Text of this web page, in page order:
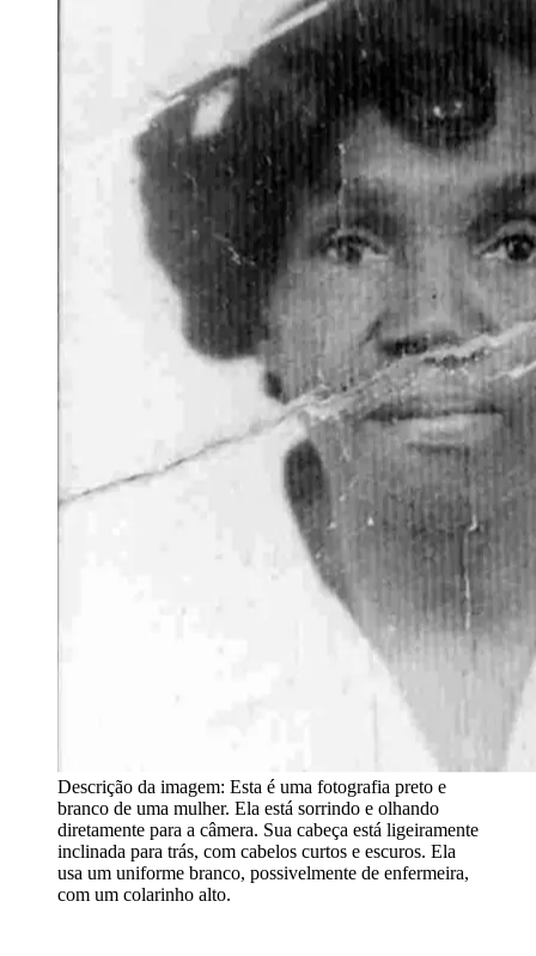
Descrição da imagem: Esta é uma fotografia preto e
branco de uma mulher. Ela está sorrindo e olhando
diretamente para a câmera. Sua cabeça está ligeiramente
inclinada para trás, com cabelos curtos e escuros. Ela
usa um uniforme branco, possivelmente de enfermeira,
com um colarinho alto.